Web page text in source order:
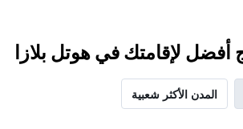
أفضل لإقامتك في هوتل بلازا
المدن الأكثر شعبية